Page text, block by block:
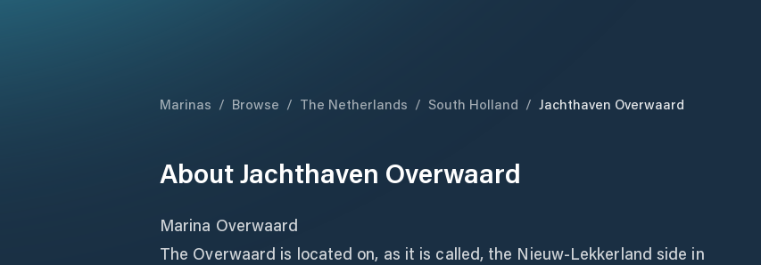
Marinas / Browse / The Netherlands / South Holland / Jachthaven Overwaard
AboutJachthaven Overwaard
Marina Overwaard
The Overwaard is located on, as it is called, the Nieuw-Lekkerland side in